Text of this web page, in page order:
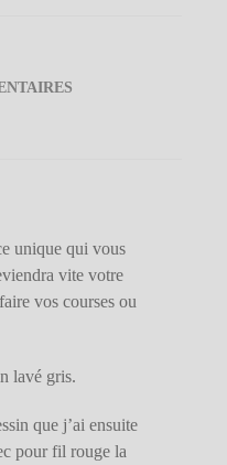
unique qui vous
vite votre
vos courses ou
lavé gris.
que j’ai ensuite
pour fil rouge la